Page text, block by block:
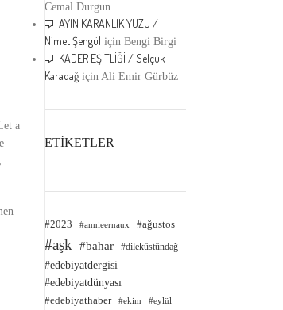
a
–
Cemal Durgun
AYIN KARANLIK YÜZÜ /
Nimet Şengül içinBengi Birgi
KADER EŞİTLİĞİ / Selçuk
Karadağ için Ali Emir Gürbüz
ETİKETLER
#2023 #annieernaux #ağustos
#aşk #bahar #dileküstündağ
#edebiyatdergisi
#edebiyatdünyası
#edebiyathaber #ekim #eylül